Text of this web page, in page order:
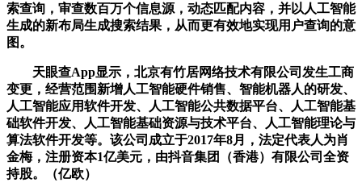
索查询，审查数百万个信息源，动态匹配内容，并以人工智能
生成的新布局生成搜索结果，从而更有效地实现用户查询的意
图。
天眼查App显示，北京有竹居网络技术有限公司发生工商
变更，经营范围新增人工智能硬件销售、智能机器人的研发、
人工智能应用软件开发、人工智能公共数据平台、人工智能基
础软件开发、人工智能基础资源与技术平台、人工智能理论与
算法软件开发等。该公司成立于2017年8月，法定代表人为肖
金梅，注册资本1亿美元，由抖音集团（香港）有限公司全资
持股。（亿欧）